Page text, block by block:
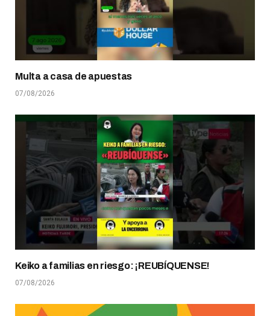
Multa a casa de apuestas
07/08/2026
Keiko a familias en riesgo: ¡REUBÍQUENSE!
07/08/2026